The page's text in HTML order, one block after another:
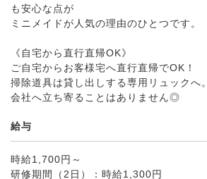
も安心な点が
ミニメイドが人気の理由のひとつです。
《自宅から直行直帰OK》
ご自宅からお客様宅へ直行直帰でOK！
掃除道具は貸し出しする専用リュックへ。
会社へ立ち寄ることはありません◎
給与
時給1,700円～
研修期間（2日）：時給1,300円